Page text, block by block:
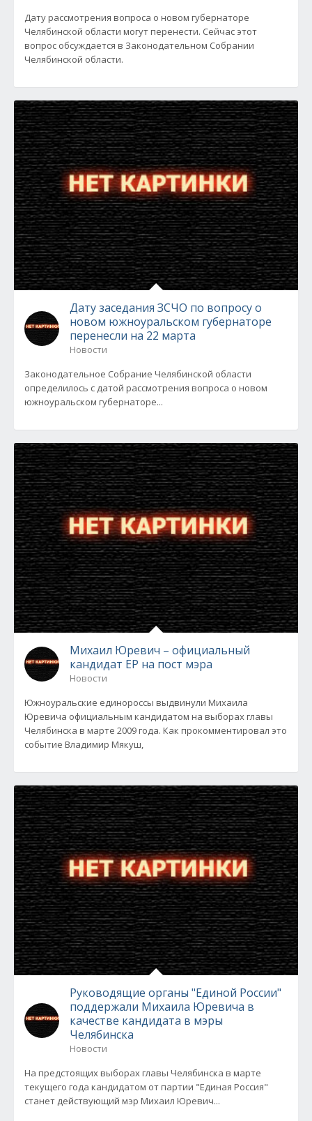
Дату рассмотрения вопроса о новом губернаторе
Челябинской области могут перенести. Сейчас этот
вопрос обсуждается в Законодательном Собрании
Челябинской области.
Дату заседания ЗСЧО по вопросу о
новом южноуральском губернаторе
перенесли на 22 марта
Новости
Законодательное Собрание Челябинской области
определилось с датой рассмотрения вопроса о новом
южноуральском губернаторе...
Михаил Юревич – официальный
кандидат ЕР на пост мэра
Новости
Южноуральские единороссы выдвинули Михаила
Юревича официальным кандидатом на выборах главы
Челябинска в марте 2009 года. Как прокомментировал это
событие Владимир Мякуш,
Руководящие органы "Единой России"
поддержали Михаила Юревича в
качестве кандидата в мэры
Челябинска
Новости
На предстоящих выборах главы Челябинска в марте
текущего года кандидатом от партии "Единая Россия"
станет действующий мэр Михаил Юревич...